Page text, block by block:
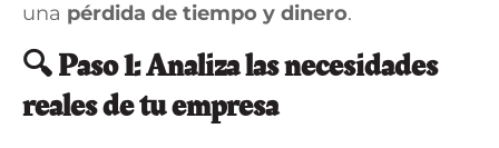
una pérdida de tiempo y dinero.
🔍 Paso 1: Analiza las necesidades
reales de tu empresa